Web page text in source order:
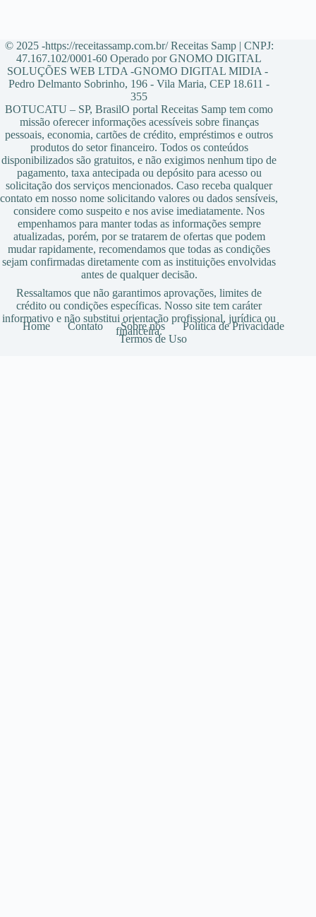
© 2025 -https://receitassamp.com.br/ Receitas Samp | CNPJ:
47.167.102/0001-60 Operado por GNOMO DIGITAL
SOLUÇÕES WEB LTDA -GNOMO DIGITAL MIDIA -
Pedro Delmanto Sobrinho, 196 - Vila Maria, CEP 18.611 -
355
BOTUCATU – SP, BrasilO portal Receitas Samp tem como
missão oferecer informações acessíveis sobre finanças
pessoais, economia, cartões de crédito, empréstimos e outros
produtos do setor financeiro. Todos os conteúdos
disponibilizados são gratuitos, e não exigimos nenhum tipo de
pagamento, taxa antecipada ou depósito para acesso ou
solicitação dos serviços mencionados. Caso receba qualquer
contato em nosso nome solicitando valores ou dados sensíveis,
considere como suspeito e nos avise imediatamente. Nos
empenhamos para manter todas as informações sempre
atualizadas, porém, por se tratarem de ofertas que podem
mudar rapidamente, recomendamos que todas as condições
sejam confirmadas diretamente com as instituições envolvidas
antes de qualquer decisão.
Ressaltamos que não garantimos aprovações, limites de
crédito ou condições específicas. Nosso site tem caráter
informativo e não substitui orientação profissional, jurídica ou
financeira.
Home Contato Sobre nós
Política de Privacidade
Termos de Uso